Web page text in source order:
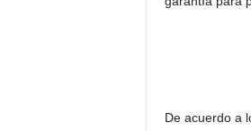
De acuerdo a